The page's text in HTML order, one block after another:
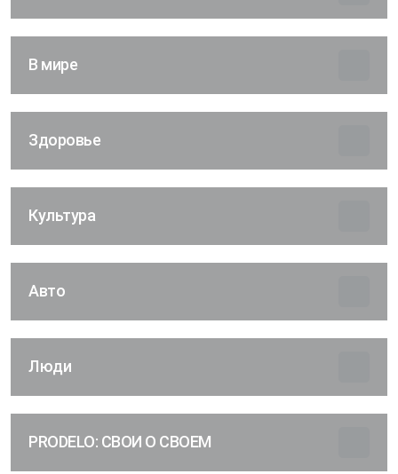
В мире
Здоровье
Культура
Авто
Люди
PRODELO: СВОИ О СВОЕМ